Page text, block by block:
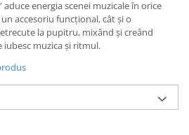
aduce energia scenei muzicale în orice
accesoriu funcțional, cât și o
la pupitru, mixând și creând
muzica și ritmul.